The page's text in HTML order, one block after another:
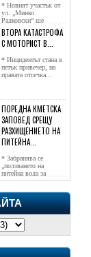
* Новият участък от
ул. „Минко
Радковски“ ще
ВТОРА КАТАСТРОФА
С МОТОРИСТ В...
* Инцидентът стана в
петък привечер, на
правата отсечка...
ПОРЕДНА КМЕТСКА
ЗАПОВЕД СРЕЩУ
РАЗХИЩЕНИЕТО НА
ПИТЕЙНА...
* Забранява се
„ползването на
питейна вода за